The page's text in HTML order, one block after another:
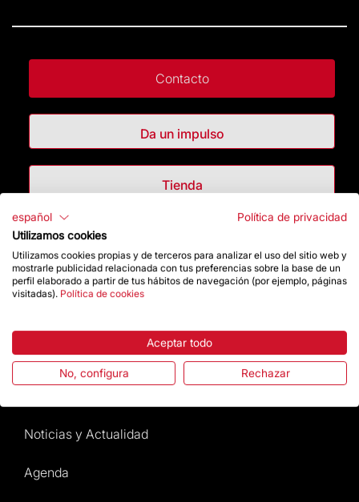
Contacto
Da un impulso
Tienda
Destacados
La Fundación
Atención al Visitante
Noticias y Actualidad
Agenda
español
Política de privacidad
Utilizamos cookies
Utilizamos cookies propias y de terceros para analizar el uso del sitio web y
mostrarle publicidad relacionada con tus preferencias sobre la base de un
perfil elaborado a partir de tus hábitos de navegación (por ejemplo, páginas
visitadas). Política de cookies
Aceptar todo
No, configura Rechazar